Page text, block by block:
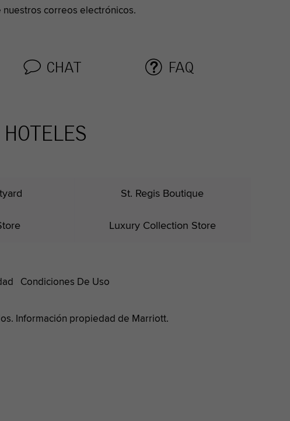
nuestros correos electrónicos.
CHAT FAQ
St. Regis Boutique
Luxury Collection Store
Condiciones De Uso
Información propiedad de Marriott.